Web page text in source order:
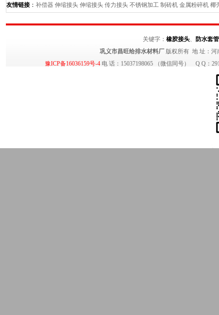
友情链接： 补偿器 伸缩接头 伸缩接头 传力接头 不锈钢加工 制砖机 金属粉碎机 椰
关键字： 橡胶接头、
防水套管
巩义市昌旺给排水材料厂 版权所有 地 址：河
豫ICP备16036159号-4 电 话：15037198065 （微信同号） Q Q：